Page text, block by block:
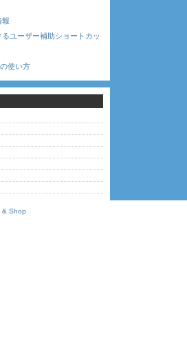
報
ユーザー補助ショートカッ
使い方
& Shop